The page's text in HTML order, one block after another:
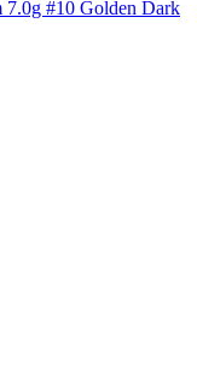
7.0g #10 Golden Dark